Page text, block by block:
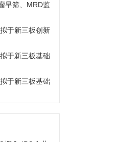
早筛、MRD监
于新三板创新
于新三板基础
于新三板基础